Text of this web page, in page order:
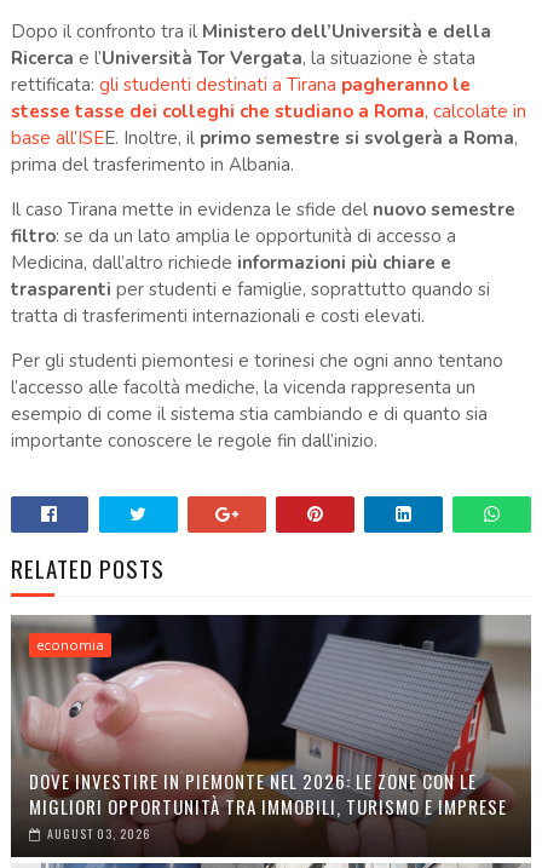
Dopo il confronto tra il Ministero dell’Università e della
Ricerca e l’Università Tor Vergata, la situazione è stata
rettificata: gli studenti destinati a Tirana pagheranno le
stesse tasse dei colleghi che studiano a Roma, calcolate in
base all’ISEE. Inoltre, il primo semestre si svolgerà a Roma,
prima del trasferimento in Albania.
Il caso Tirana mette in evidenza le sfide del nuovo semestre
filtro: se da un lato amplia le opportunità di accesso a
Medicina, dall’altro richiede informazioni più chiare e
trasparenti per studenti e famiglie, soprattutto quando si
tratta di trasferimenti internazionali e costi elevati.
Per gli studenti piemontesi e torinesi che ogni anno tentano
l’accesso alle facoltà mediche, la vicenda rappresenta un
esempio di come il sistema stia cambiando e di quanto sia
importante conoscere le regole fin dall’inizio.
RELATED POSTS
economia
DOVE INVESTIRE IN PIEMONTE NEL 2026: LE ZONE CON LE
MIGLIORI OPPORTUNITÀ TRA IMMOBILI, TURISMO E IMPRESE
AUGUST 03, 2026